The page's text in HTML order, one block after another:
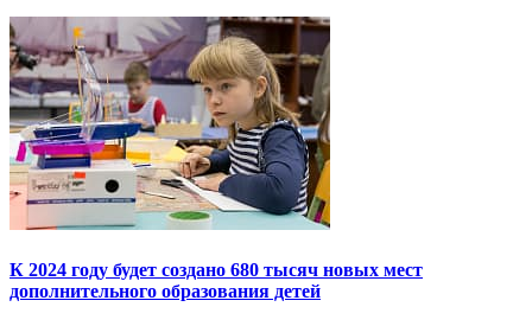
К 2024 году будет создано 680 тысяч новых мест
дополнительного образования детей